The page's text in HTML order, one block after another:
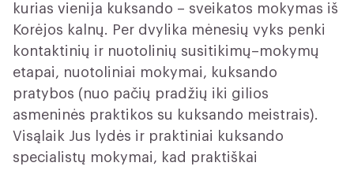
kurias vienija kuksando – sveikatos mokymas iš
Korėjos kalnų. Per dvylika mėnesių vyks penki
kontaktinių ir nuotolinių susitikimų–mokymų
etapai, nuotoliniai mokymai, kuksando
pratybos (nuo pačių pradžių iki gilios
asmeninės praktikos su kuksando meistrais).
Visąlaik Jus lydės ir praktiniai kuksando
specialistų mokymai, kad praktiškai